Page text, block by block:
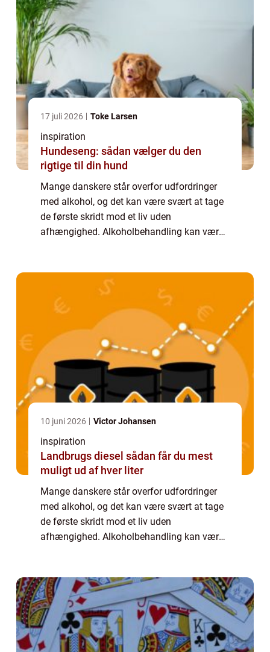
17 juli 2026 Toke Larsen
inspiration
Hundeseng: sådan vælger du den
rigtige til din hund
Mange danskere står overfor udfordringer
med alkohol, og det kan være svært at tage
de første skridt mod et liv uden
afhængighed. Alkoholbehandling kan være
10 juni 2026 Victor Johansen
inspiration
Landbrugs diesel sådan får du mest
muligt ud af hver liter
Mange danskere står overfor udfordringer
med alkohol, og det kan være svært at tage
de første skridt mod et liv uden
afhængighed. Alkoholbehandling kan være